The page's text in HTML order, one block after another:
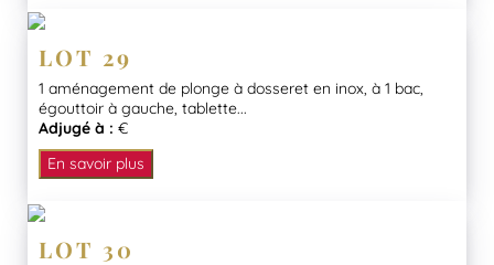
LOT 29
1 aménagement de plonge à dosseret en inox, à 1 bac,
égouttoir à gauche, tablette...
Adjugé à : €
En savoir plus
LOT 30